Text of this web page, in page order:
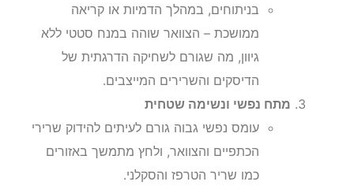
בניתוחים, במהלך הדמיות או קריאה
ממושכת – הצוואר שוהה במנח סטטי ללא
גיוון, מה שגורם לשחיקה הדרגתית של
הדיסקים והשרירים המייצבים.
מתח נפשי ונשימה שטחית
עומס נפשי גבוה גורם לעיתים להידוק שרירי
הכתפיים והצוואר, ולחץ מתמשך באזורים
כמו שריר הטרפז והסקלני.